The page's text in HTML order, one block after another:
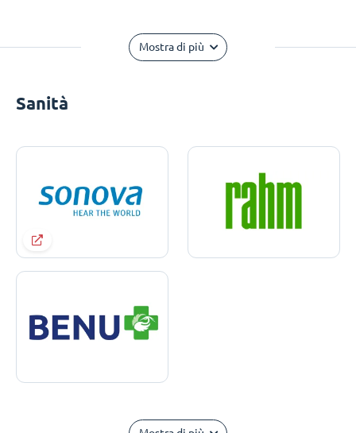
Mostra di più
Sanità